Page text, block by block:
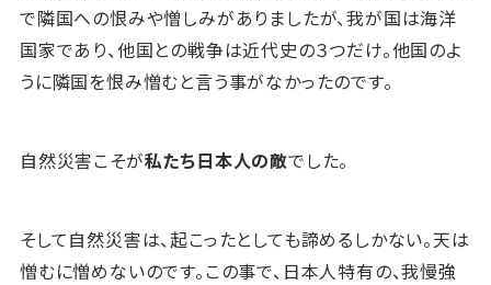
で隣国への恨みや憎しみがありましたが、我が国は海洋
国家であり、他国との戦争は近代史の３つだけ。他国のよ
うに隣国を恨み憎むと言う事がなかったのです。
自然災害こそが私たち日本人の敵でした。
そして自然災害は、起こったとしても諦めるしかない。天は
憎むに憎めないのです。この事で、日本人特有の、我慢強